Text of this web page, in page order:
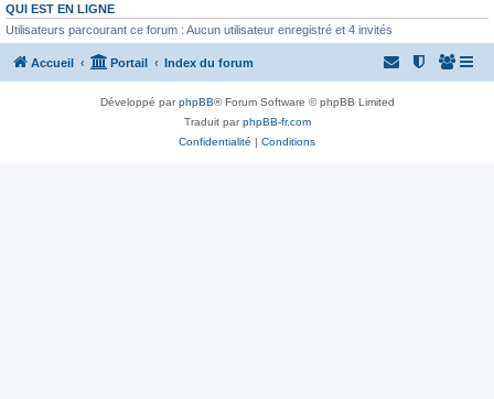
QUI EST EN LIGNE
Utilisateurs parcourant ce forum : Aucun utilisateur enregistré et 4 invités
Accueil Portail Index du forum
Développé parphpBB® Forum Software © phpBB Limited
Traduit parphpBB-fr.com
Confidentialité | Conditions